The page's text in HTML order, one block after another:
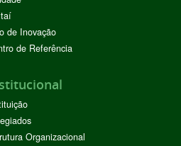
de Inovação
de Referência
Organizacional